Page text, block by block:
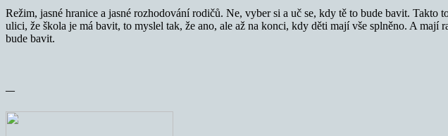
Režim, jasné hranice a jasné rozhodování rodičů. Ne, vyber si a uč se, kdy tě to bude bavit.
ulici, že škola je má bavit, to myslel tak, že ano, ale až na konci, kdy děti mají vše splněno. A
bude bavit.
—